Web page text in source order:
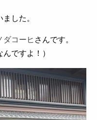
した。
ダコーヒ さんです。
ですよ！）